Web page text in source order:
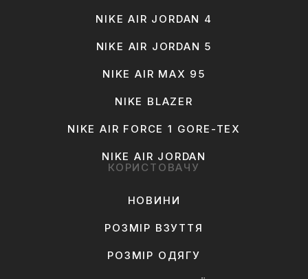
NIKE AIR JORDAN 4
NIKE AIR JORDAN 5
NIKE AIR MAX 95
NIKE BLAZER
NIKE AIR FORCE 1 GORE-TEX
NIKE AIR JORDAN
КОРИСТОВАЧУ
НОВИНИ
РОЗМІР ВЗУТТЯ
РОЗМІР ОДЯГУ